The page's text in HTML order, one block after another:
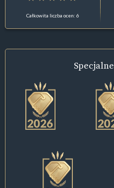
Całkowita liczba ocen: 6
Specjalne